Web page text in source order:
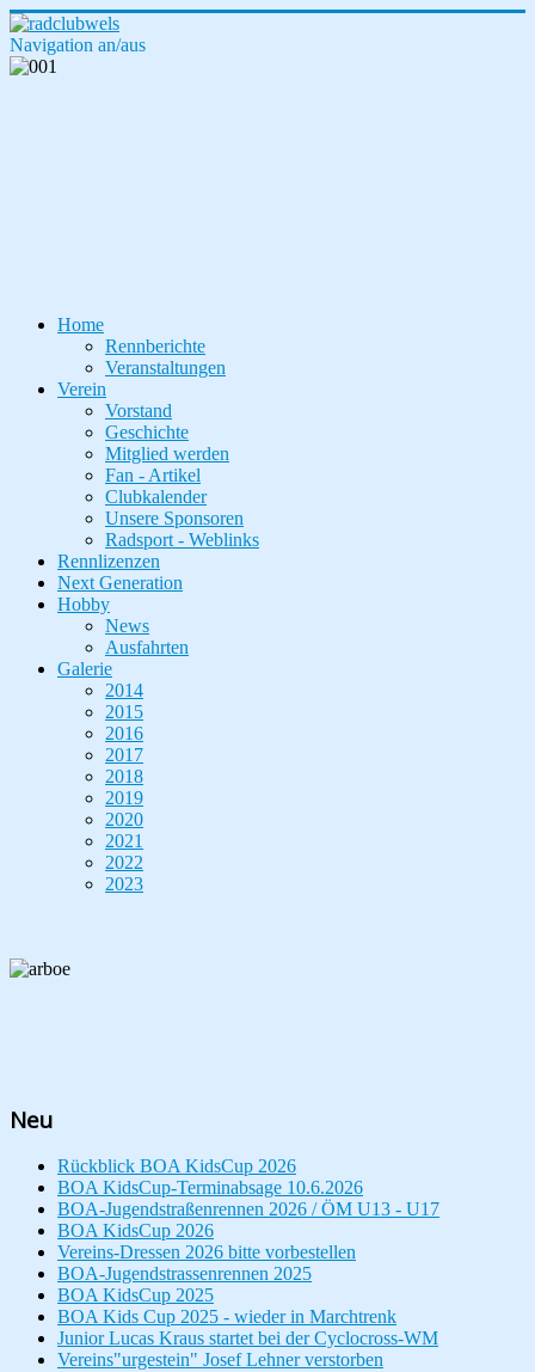
Navigation an/aus
Home
Rennberichte
Veranstaltungen
Verein
Vorstand
Geschichte
Mitglied werden
Fan - Artikel
Clubkalender
Unsere Sponsoren
Radsport - Weblinks
Rennlizenzen
Next Generation
Hobby
News
Ausfahrten
Galerie
2014
2015
2016
2017
2018
2019
2020
2021
2022
2023
Neu
Rückblick BOA KidsCup 2026
BOA KidsCup-Terminabsage 10.6.2026
BOA-Jugendstraßenrennen 2026 / ÖM U13 - U17
BOA KidsCup 2026
Vereins-Dressen 2026 bitte vorbestellen
BOA-Jugendstrassenrennen 2025
BOA KidsCup 2025
BOA Kids Cup 2025 - wieder in Marchtrenk
Junior Lucas Kraus startet bei der Cyclocross-WM
Vereins"urgestein" Josef Lehner verstorben